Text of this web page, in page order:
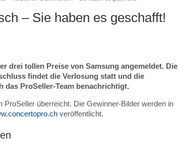
– Sie haben es geschafft!
drei tollen Preise von Samsung angemeldet. Die
findet die Verlosung statt und die
ProSeller-Team benachrichtigt.
überreicht. Die Gewinner-Bilder werden in
veröffentlicht.